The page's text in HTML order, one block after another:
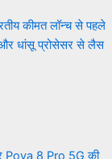
कीमत लॉन्च से पहले
धांसू प्रोसेसर से लैस
8 Pro 5G की